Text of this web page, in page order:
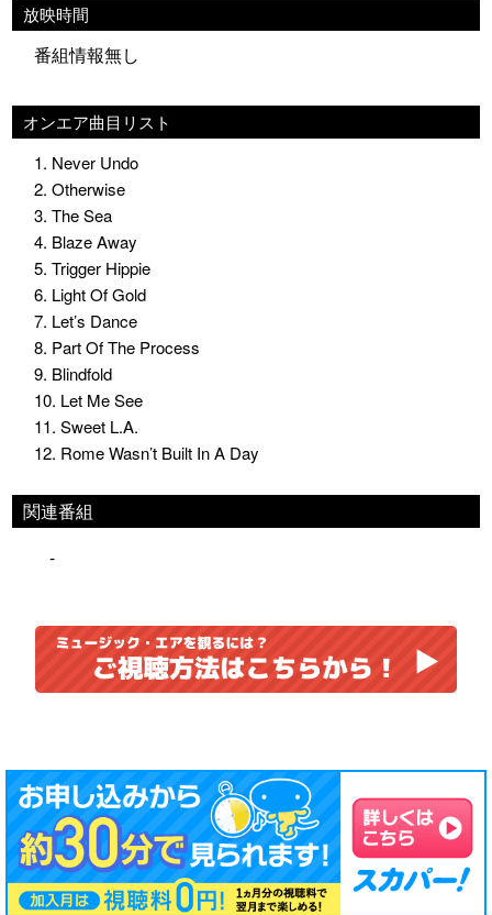
放映時間
番組情報無し
オンエア曲目リスト
1. Never Undo
2. Otherwise
3. The Sea
4. Blaze Away
5. Trigger Hippie
6. Light Of Gold
7. Let’s Dance
8. Part Of The Process
9. Blindfold
10. Let Me See
11. Sweet L.A.
12. Rome Wasn’t Built In A Day
関連番組
-